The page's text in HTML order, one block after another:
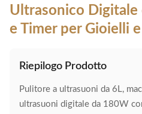
Ultrasonico Digitale
e Timer per Gioielli
Riepilogo Prodotto
Pulitore a ultrasuoni da 6L,
ultrasuoni digitale da 180W